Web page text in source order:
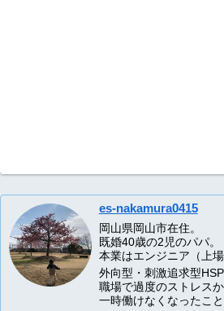
es-nakamura0415
岡山県岡山市在住。
既婚40歳の2児のパパ。
本業はエンジニア（上場
外向型・刺激追求型HSP
職場で過度のストレス
一時働けなくなったこ